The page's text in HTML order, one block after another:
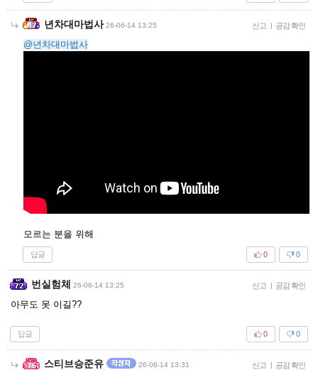
년차대마법사 26-06-14 13:25 신고 | 공감 확인
@년차대마법사
모르는 분을 위해
답글 0
0
번실험체 26-06-14 13:25 신고 | 공감 확인
아무도 못 이길??
답글 0
0
스티브승준유 26-06-14 13:31 신고 | 공감 확인